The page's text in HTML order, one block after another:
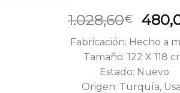
1.028,60€
El
precio
era:
Fabricación: Hecho a
Tamaño: 122 X 118
Estado: Nuevo
Origen: Turquía,